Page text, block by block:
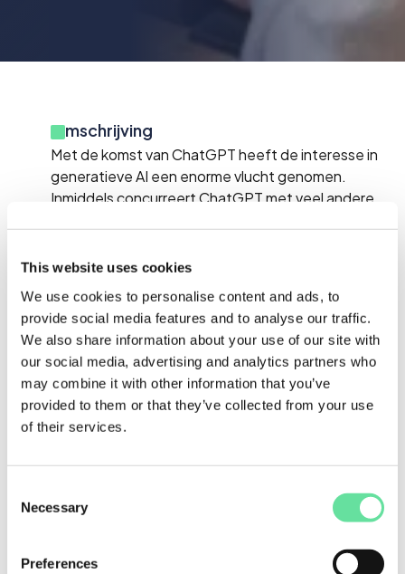
This website uses cookies
We use cookies to personalise content and ads, to
provide social media features and to analyse our traffic.
We also share information about your use of our site with
our social media, advertising and analytics partners who
may combine it with other information that you’ve
provided to them or that they’ve collected from your use
of their services.
Selection
Necessary
Preferences
Omschrijving
Met de komst van ChatGPT heeft de interesse in
generatieve AI een enorme vlucht genomen.
Inmiddels concurreert ChatGPT met veel andere
AI voor een breed scala aan toepassingen.
We behandelen de voordelen en de beperkingen
van deze technologie en hoe je deze kunt
benutten in verschillende werkcontexten.
Met praktijkvoorbeelden en interactieve sessies
gaan we samen ontdekken hoe generatieve AI je
dagelijkse werk kan verrijken, ongeacht je rol binnen
Deze training is voor iedereen dé basis voor het
werken met AI.